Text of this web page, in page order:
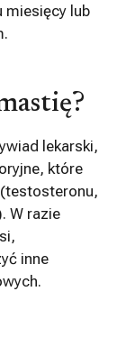
miesięcy lub
lekarski,
które
W razie
inne